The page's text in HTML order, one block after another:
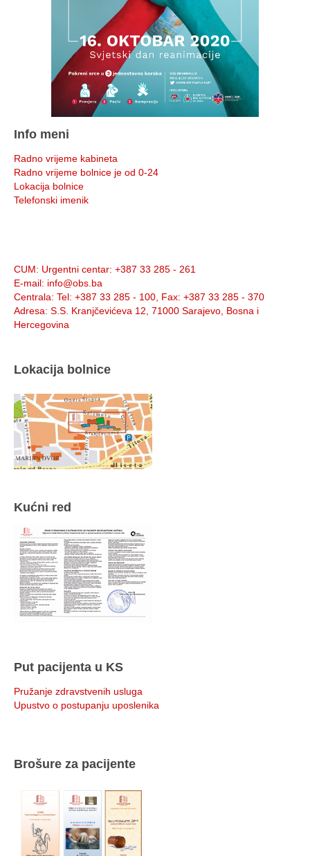
Info meni
Radno vrijeme kabineta
Radno vrijeme bolnice je od 0-24
Lokacija bolnice
Telefonski imenik
CUM: Urgentni centar: +387 33 285 - 261
E-mail: info@obs.ba
Centrala: Tel: +387 33 285 - 100, Fax: +387 33 285 - 370
Adresa: S.S. Kranjčevićeva 12, 71000 Sarajevo, Bosna i
Hercegovina
Lokacija bolnice
Kućni red
Put pacijenta u KS
Pružanje zdravstvenih usluga
Upustvo o postupanju uposlenika
Brošure za pacijente